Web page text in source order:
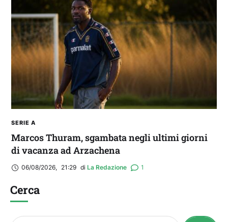
SERIE A
Marcos Thuram, sgambata negli ultimi giorni
di vacanza ad Arzachena
06/08/2026, 21:29 di La Redazione 1
Cerca